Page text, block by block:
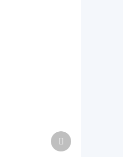
Ďalší
produkt